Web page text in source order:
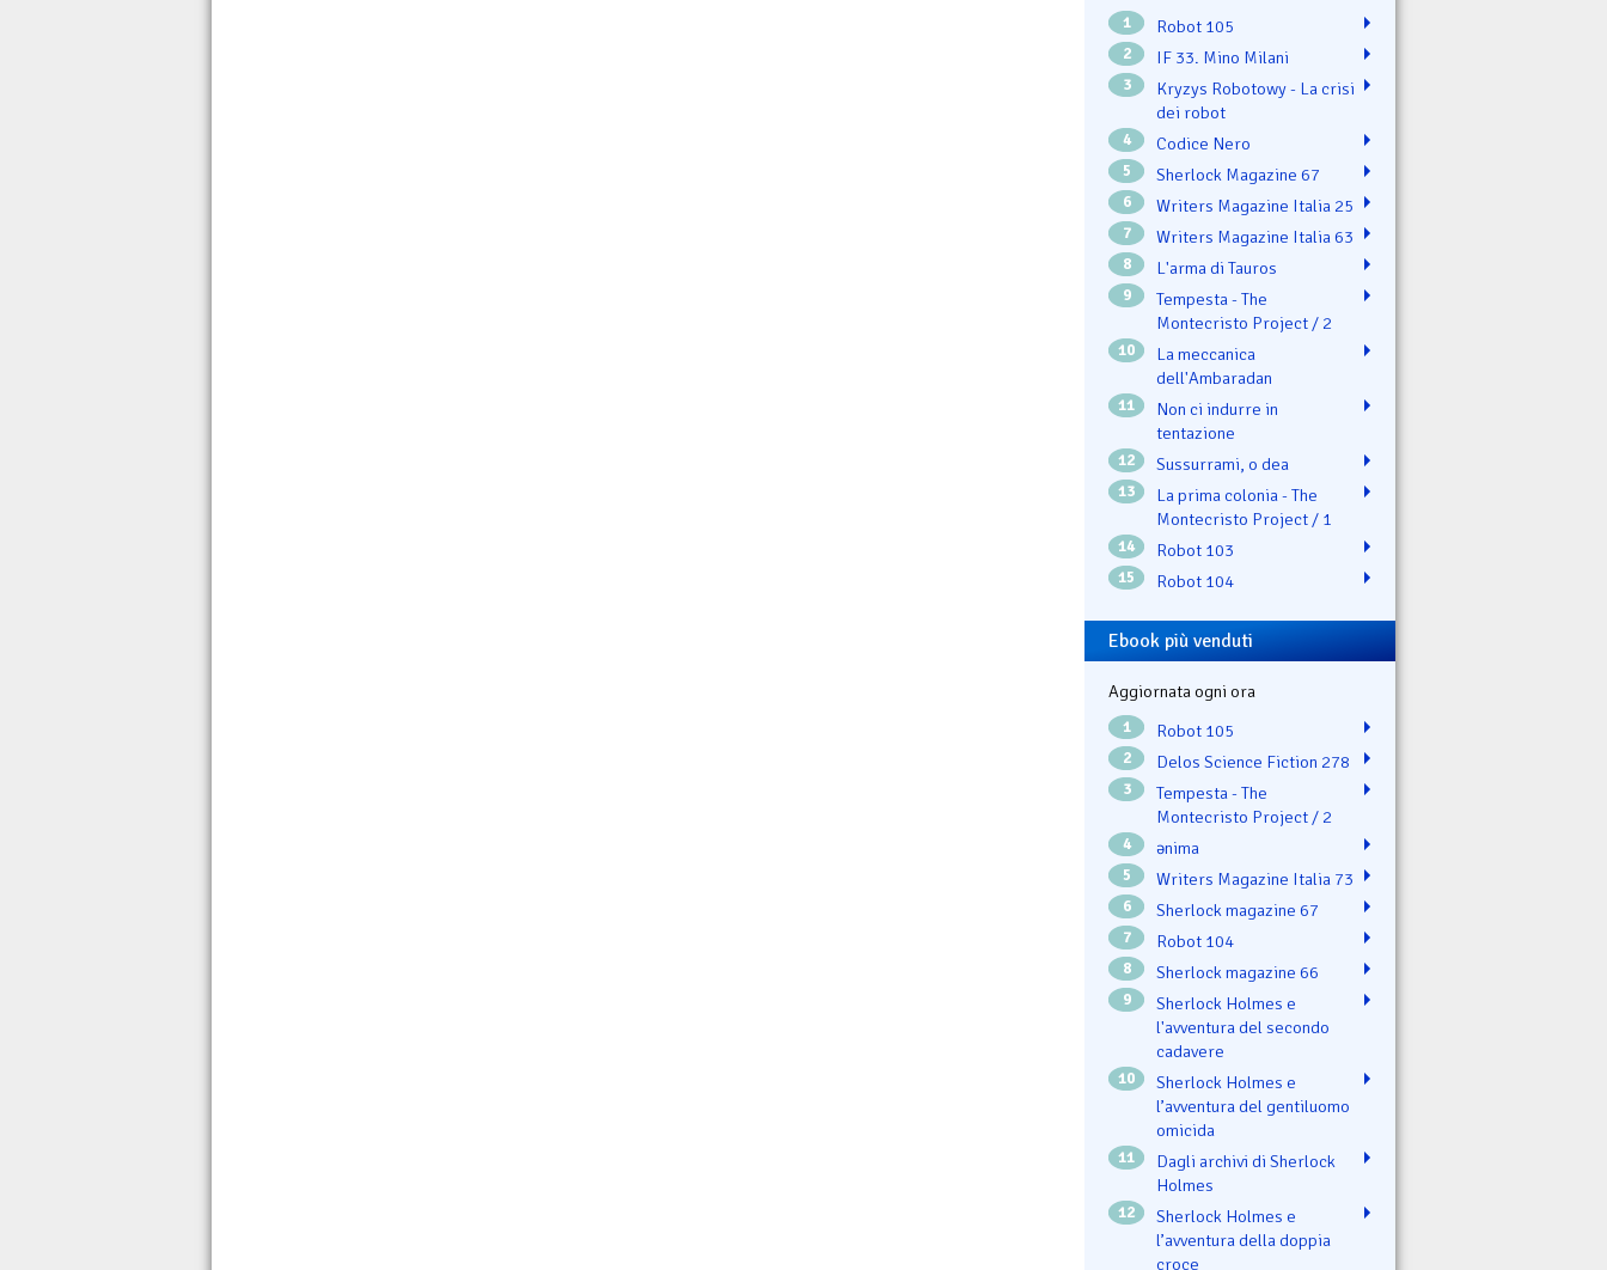
1 Robot 105
2 IF 33. Mino Milani
3
Kryzys Robotowy - La crisi
dei robot
4 Codice Nero
5 Sherlock Magazine 67
6 Writers Magazine Italia 25
7 Writers Magazine Italia 63
8 L'arma di Tauros
9
Tempesta - The
Montecristo Project / 2
10
La meccanica
dell'Ambaradan
11
Non ci indurre in
tentazione
12 Sussurrami, o dea
13
La prima colonia - The
Montecristo Project / 1
14 Robot 103
15 Robot 104
Ebook più venduti
Aggiornata ogni ora
1 Robot 105
2 Delos Science Fiction 278
3
Tempesta - The
Montecristo Project / 2
4 ənima
5 Writers Magazine Italia 73
6 Sherlock magazine 67
7 Robot 104
8 Sherlock magazine 66
9
Sherlock Holmes e
l'avventura del secondo
cadavere
10
Sherlock Holmes e
l’avventura del gentiluomo
omicida
11
Dagli archivi di Sherlock
Holmes
12
Sherlock Holmes e
l’avventura della doppia
croce